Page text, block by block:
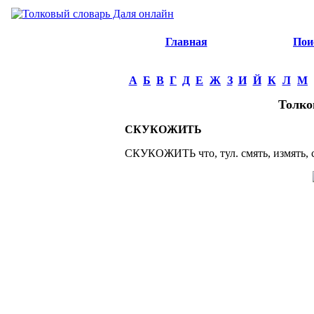
Главная
А Б В Г Д Е Ж З И Й К Л М
СКУКОЖИТЬ
СКУКОЖИТЬ что, тул. смять, измять,